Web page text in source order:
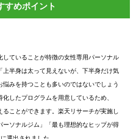
すめポイント
していることが特徴の女性専用パーソナル
半身は太って見えないが、下半身だけ気
みを持つことも多いのではないでしょう
したプログラムを用意しているため、
ることができます。楽天リサーチが実施し
ソナルジム」「最も理想的なヒップが得